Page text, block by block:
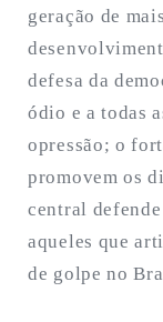
geração de
defesa da
ódio e a todas
opressão; o
promovem os
central
aqueles que
de golpe no